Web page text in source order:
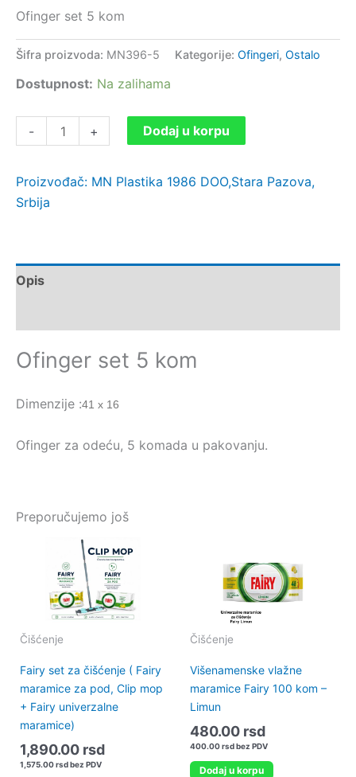
Ofinger set 5 kom
Šifra proizvoda: MN396-5 Kategorije: Ofingeri, Ostalo
Dostupnost: Na zalihama
- + Dodaj u korpu
Proizvođač: MN Plastika 1986 DOO,Stara Pazova,
Srbija
Opis
Ofinger set 5 kom
Dimenzije :41 x 16
Ofinger za odeću, 5 komada u pakovanju.
Preporučujemo još
Čišćenje
Fairy set za čišćenje ( Fairy
maramice za pod, Clip mop
+ Fairy univerzalne
maramice)
1,890.00 rsd
1,575.00rsdbez PDV
Čišćenje
Višenamenske vlažne
maramice Fairy 100 kom –
Limun
480.00 rsd
400.00rsdbez PDV
Dodaj u korpu